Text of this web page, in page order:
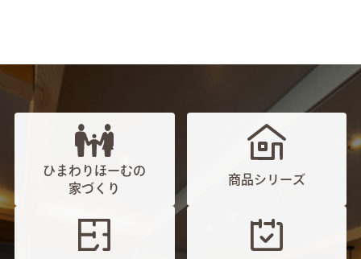
ひまわりほーむの
家づくり
商品シリーズ